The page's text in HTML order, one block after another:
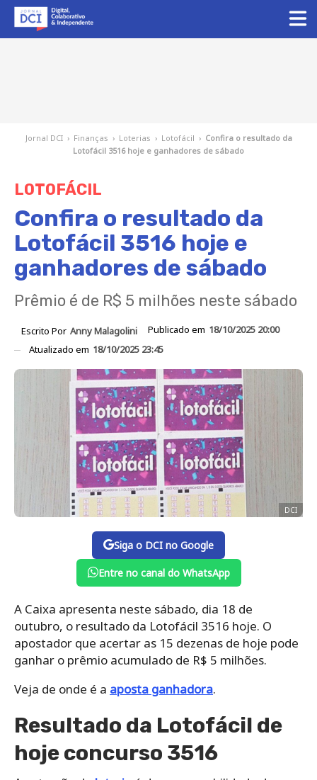
Jornal DCI › Finanças › Loterias › Lotofácil › Confira o resultado da
Lotofácil 3516 hoje e ganhadores de sábado
LOTOFÁCIL
Confira o resultado da
Lotofácil 3516 hoje e
ganhadores de sábado
Prêmio é de R$ 5 milhões neste sábado
Escrito Por Anny Malagolini Publicado em 18/10/2025 20:00
Atualizado em 18/10/2025 23:45
DCI
Siga o DCI no Google
Entre no canal do WhatsApp
A Caixa apresenta neste sábado, dia 18 de
outubro, o resultado da Lotofácil 3516 hoje. O
apostador que acertar as 15 dezenas de hoje pode
ganhar o prêmio acumulado de R$ 5 milhões.
Veja de onde é a aposta ganhadora.
Resultado da Lotofácil de
hoje concurso 3516